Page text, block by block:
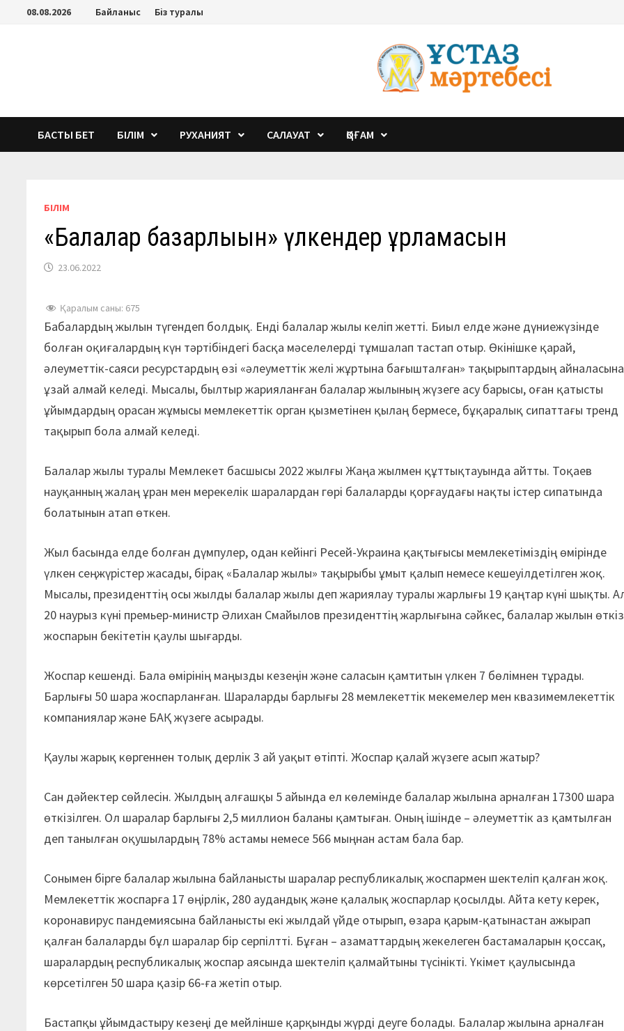
Перейти08.08.2026 Байланыс Біз туралы
БАСТЫ БЕТ БІЛІМ РУХАНИЯТ САЛАУАТ ҚОҒАМ
БІЛІМ
«Балалар базарлығын» үлкендер ұрламасын
23.06.2022
Қаралым саны: 675
Бабалардың жылын түгендеп болдық. Енді балалар жылы келіп жетті. Биыл елде және дүниежүзінде
болған оқиғалардың күн тәртібіндегі басқа мәселелерді тұмшалап тастап отыр. Өкінішке қарай,
әлеуметтік-саяси ресурстардың өзі «әлеуметтік желі жұртына бағышталған» тақырыптардың
ұзай алмай келеді. Мысалы, былтыр жарияланған балалар жылының жүзеге асу барысы, оған қатысты
ұйымдардың орасан жұмысы мемлекеттік орган қызметінен қылаң бермесе, бұқаралық сипаттағы тренд
тақырып бола алмай келеді.
Балалар жылы туралы Мемлекет басшысы 2022 жылғы Жаңа жылмен құттықтауында айтты. Тоқаев
науқанның жалаң ұран мен мерекелік шаралардан гөрі балаларды қорғаудағы нақты істер сипатында
болатынын атап өткен.
Жыл басында елде болған дүмпулер, одан кейінгі Ресей-Украина қақтығысы мемлекетіміздің өмірінде
үлкен сеңжүрістер жасады, бірақ «Балалар жылы» тақырыбы ұмыт қалып немесе кешеуілдетілген жоқ.
Мысалы, президенттің осы жылды балалар жылы деп жариялау туралы жарлығы 19 қаңтар күні шықты.
20 наурыз күні премьер-министр Әлихан Смайылов президенттің жарлығына сәйкес, балалар жылын
жоспарын бекітетін қаулы шығарды.
Жоспар кешенді. Бала өмірінің маңызды кезеңін және саласын қамтитын үлкен 7 бөлімнен тұрады.
Барлығы 50 шара жоспарланған. Шараларды барлығы 28 мемлекеттік мекемелер мен квазимемлекеттік
компаниялар және БАҚ жүзеге асырады.
Қаулы жарық көргеннен толық дерлік 3 ай уақыт өтіпті. Жоспар қалай жүзеге асып жатыр?
Сан дәйектер сөйлесін. Жылдың алғашқы 5 айында ел көлемінде балалар жылына арналған 17300 шара
өткізілген. Ол шаралар барлығы 2,5 миллион баланы қамтыған. Оның ішінде – әлеуметтік аз қамтылған
деп танылған оқушылардың 78% астамы немесе 566 мыңнан астам бала бар.
Сонымен бірге балалар жылына байланысты шаралар республикалық жоспармен шектеліп қалған жоқ.
Мемлекеттік жоспарға 17 өңірлік, 280 аудандық және қалалық жоспарлар қосылды. Айта кету керек,
коронавирус пандемиясына байланысты екі жылдай үйде отырып, өзара қарым-қатынастан ажырап
қалған балаларды бұл шаралар бір серпілтті. Бұған – азаматтардың жекелеген бастамаларын қоссақ,
шаралардың республикалық жоспар аясында шектеліп қалмайтыны түсінікті. Үкімет қаулысында
көрсетілген 50 шара қазір 66-ға жетіп отыр.
Бастапқы ұйымдастыру кезеңі де мейлінше қарқынды жүрді деуге болады. Балалар жылына арналған